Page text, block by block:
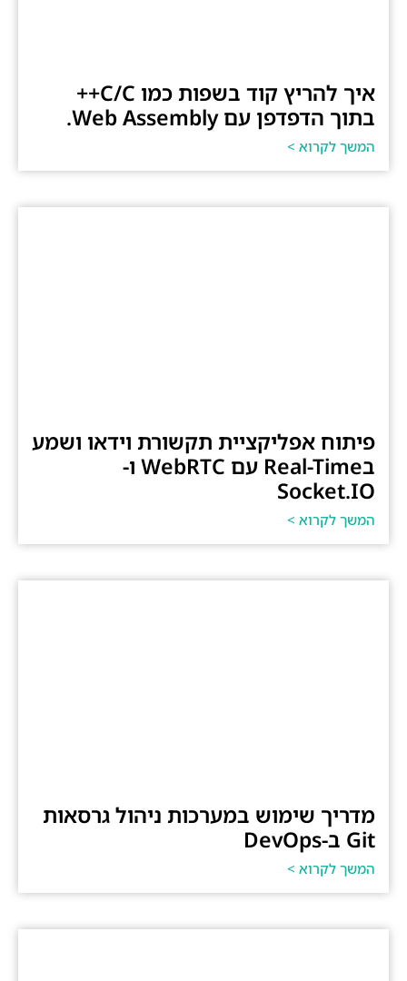
איך להריץ קוד בשפות כמו C/C++
בתוך הדפדפן עם Web Assembly.
המשך לקרוא >
פיתוח אפליקציית תקשורת וידאו ושמע
בReal-Time עם WebRTC ו-
Socket.IO
המשך לקרוא >
מדריך שימוש במערכות ניהול גרסאות
Git ב-DevOps
המשך לקרוא >